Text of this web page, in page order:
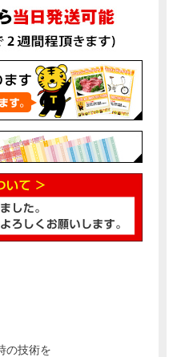
の技術を